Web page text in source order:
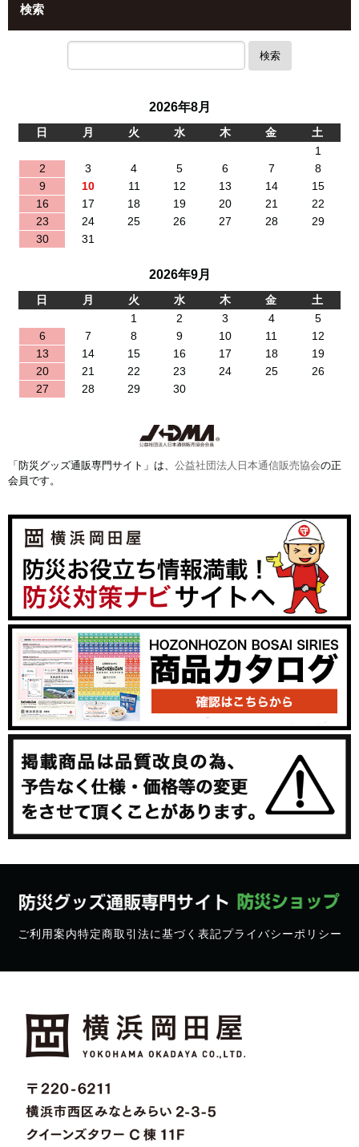
検索
検索
2026年8月
日 月 火 水 木 金
土
1
2
3 4 5 6 7
8
9
10 11 12 13 14
15
16
17 18 19 20 21
22
23
24 25 26 27 28
29
30
31
2026年9月
日 月 火 水 木 金
土
1
2 3 4
5
6
7 8 9 10 11
12
13
14 15 16 17 18
19
20
21 22 23 24 25
26
27
28 29 30
「防災グッズ通販専門サイト」は、 公益社団法人日本通信販売協会の正
会員です。
ご利用案内特定商取引法に基づく表記プライバシーポリシー